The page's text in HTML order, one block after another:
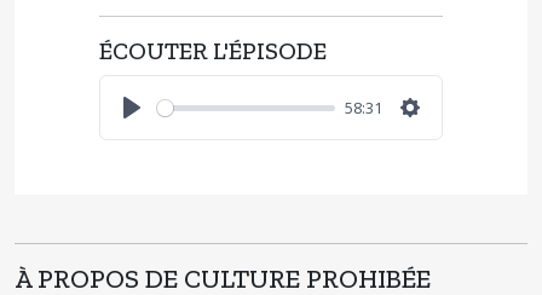
ÉCOUTER L'ÉPISODE
Play
58:31
Settings
À PROPOS DE CULTURE PROHIBÉE